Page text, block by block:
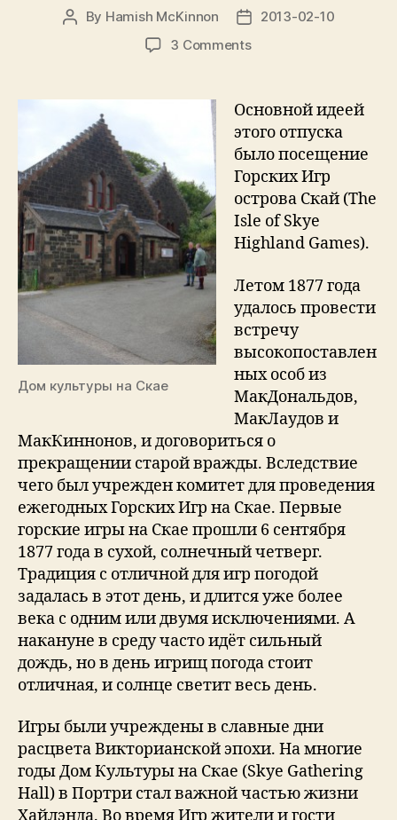
Post
By Hamish McKinnon
Post2013-02-10
3 Commentson
остров
день
3.
Дом культуры на Скае
Основной идеей
этого отпуска
было посещение
Горских Игр
острова Скай (The
Isle of Skye
Highland Games).
Летом 1877 года
удалось провести
встречу
высокопоставлен
ных особ из
МакДональдов,
МакЛаудов и
МакКиннонов, и договориться о
прекращении старой вражды. Вследствие
чего был учрежден комитет для проведения
ежегодных Горских Игр на Скае. Первые
горские игры на Скае прошли 6 сентября
1877 года в сухой, солнечный четверг.
Традиция с отличной для игр погодой
задалась в этот день, и длится уже более
века с одним или двумя исключениями. А
накануне в среду часто идёт сильный
дождь, но в день игрищ погода стоит
отличная, и солнце светит весь день.
Игры были учреждены в славные дни
расцвета Викторианской эпохи. На многие
годы Дом Культуры на Скае (Skye Gathering
Hall) в Портри стал важной частью жизни